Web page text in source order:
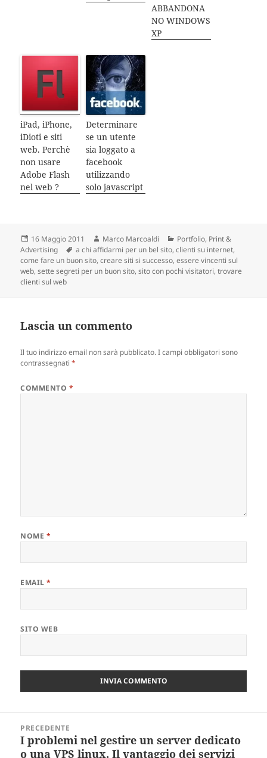
ABBANDONA
NO WINDOWS
XP
iPad, iPhone,
iDioti e siti
web. Perchè
non usare
Adobe Flash
nel web ?
Determinare
se un utente
sia loggato a
facebook
utilizzando
solo javascript
Scritto
il
16 Maggio 2011 Autore
Marco Marcoaldi Categorie
Portfolio, Print &
Advertising
Tag
a chi affidarmi per un bel sito,clienti su internet,
come fare un buon sito,creare siti si successo,essere vincenti sul
web,sette segreti per un buon sito,sito con pochi visitatori,trovare
clienti sul web
Lascia un commento
Il tuo indirizzo email non sarà pubblicato. I campi obbligatori sono
contrassegnati*
COMMENTO *
NOME *
EMAIL*
SITO WEB
articoli
PRECEDENTE
Articolo
precedente:
I problemi nel gestire un server dedicato
o una VPS linux. Il vantaggio dei servizi